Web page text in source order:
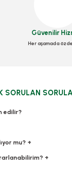
Sepete
Güvenilir
Her aşamada
SORULAN
edilir?
mu? +
+